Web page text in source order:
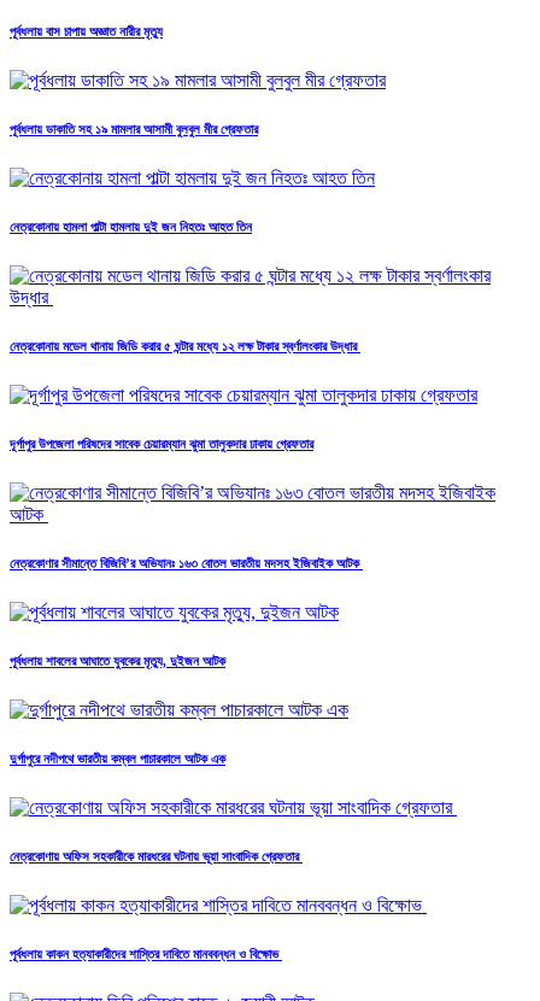
পূর্বধলায় বাস চাপায় অজ্ঞাত নারীর মৃত্যু
পূর্বধলায় ডাকাতি সহ ১৯ মামলার আসামী বুলবুল মীর গ্রেফতার
নেত্রকোনায় হামলা পাল্টা হামলায় দুই জন নিহতঃ আহত তিন
নেত্রকোনায় মডেল থানায় জিডি করার ৫ ঘন্টার মধ্যে ১২ লক্ষ টাকার স্বর্ণালংকার উদ্ধার
দূর্গাপুর উপজেলা পরিষদের সাবেক চেয়ারম্যান ঝুমা তালুকদার ঢাকায় গ্রেফতার
নেত্রকোণার সীমান্তে বিজিবি’র অভিযানঃ ১৬৩ বোতল ভারতীয় মদসহ ইজিবাইক আটক
পূর্বধলায় শাবলের আঘাতে যুবকের মৃত্যু, দুইজন আটক
দুর্গাপুরে নদীপথে ভারতীয় কম্বল পাচারকালে আটক এক
নেত্রকোণায় অফিস সহকারীকে মারধরের ঘটনায় ভূয়া সাংবাদিক গ্রেফতার
পূর্বধলায় কাকন হত্যাকারীদের শাস্তির দাবিতে মানববন্ধন ও বিক্ষোভ